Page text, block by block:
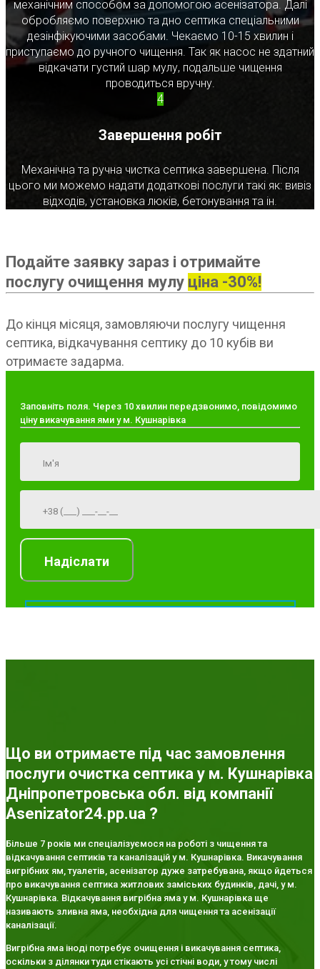
механічним способом за допомогою асенізатора. Далі
обробляємо поверхню та дно септика спеціальними
дезінфікуючими засобами. Чекаємо 10-15 хвилин і
приступаємо до ручного чищення. Так як насос не здатний
відкачати густий шар мулу, подальше чищення
проводиться вручну.
4
Завершення робіт
Механічна та ручна чистка септика завершена. Після
цього ми можемо надати додаткові послуги такі як: вивіз
відходів, установка люків, бетонування та ін.
Подайте заявку зараз і отримайте
послугу очищення мулу ціна -30%!
До кінця місяця, замовляючи послугу чищення
септика, відкачування септику до 10 кубів ви
отримаєте задарма.
Заповніть поля. Через 10 хвилин передзвонимо, повідомимо
ціну викачування ями у м. Кушнарівка
Що ви отримаєте під час замовлення
послуги очистка септика у м. Кушнарівка
Дніпропетровська обл. від компанії
Asenizator24.pp.ua ?
Більше 7 років ми спеціалізуємося на роботі з чищення та
відкачування септиків та каналізацій у м. Кушнарівка. Викачування
вигрібних ям, туалетів, асенізатор дуже затребувана, якщо йдеться
про викачування септика житлових заміських будинків, дачі, у м.
Кушнарівка. Відкачування вигрібна яма у м. Кушнарівка ще
називають зливна яма, необхідна для чищення та асенізації
каналізації.
Вигрібна яма іноді потребує очищення і викачування септика,
оскільки з ділянки туди стікають усі стічні води, у тому числі